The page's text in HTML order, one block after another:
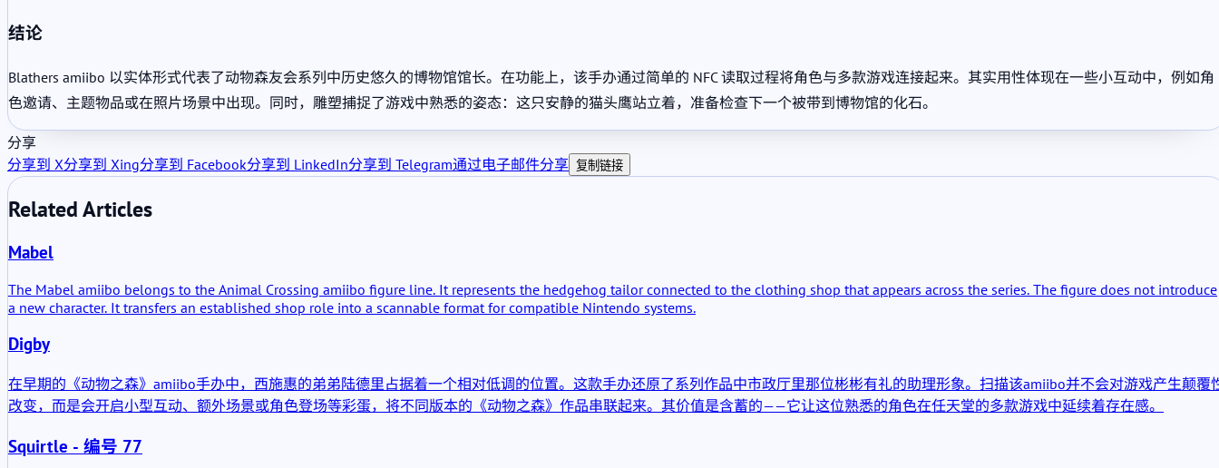
结论
Blathers amiibo 以实体形式代表了动物森友会系列中历史悠久的博物馆馆长。在功能上，该手办通过简单的 NFC 读取过程将角色与多款游戏连接起来。其实用性体现在一些小互动中，例如角
色邀请、主题物品或在照片场景中出现。同时，雕塑捕捉了游戏中熟悉的姿态：这只安静的猫头鹰站立着，准备检查下一个被带到博物馆的化石。
分享
分享到 X分享到 Xing分享到 Facebook分享到 LinkedIn分享到 Telegram通过电子邮件分享 复制链接
Related Articles
Mabel
The Mabel amiibo belongs to the Animal Crossing amiibo figure line. It represents the hedgehog tailor connected to the clothing shop that appears across the series. The figure does not introduce
a new character. It transfers an established shop role into a scannable format for compatible Nintendo systems.
Digby
在早期的《动物之森》amiibo手办中，西施惠的弟弟陆德里占据着一个相对低调的位置。这款手办还原了系列作品中市政厅里那位彬彬有礼的助理形象。扫描该amiibo并不会对游戏产生颠覆
改变，而是会开启小型互动、额外场景或角色登场等彩蛋，将不同版本的《动物之森》作品串联起来。其价值是含蓄的——它让这位熟悉的角色在任天堂的多款游戏中延续着存在感。
Squirtle - 编号 77